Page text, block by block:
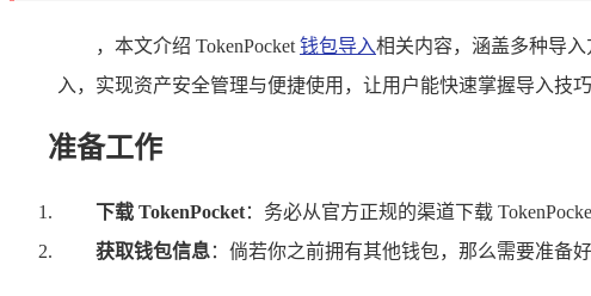
，本文介绍 TokenPocket 钱包导入相关内容，涵盖多种导
入，实现资产安全管理与便捷使用，让用户能快速掌握导入技巧
准备工作
下载 TokenPocket：务必从官方正规的渠道下载
获取钱包信息：倘若你之前拥有其他钱包，那么需要准备